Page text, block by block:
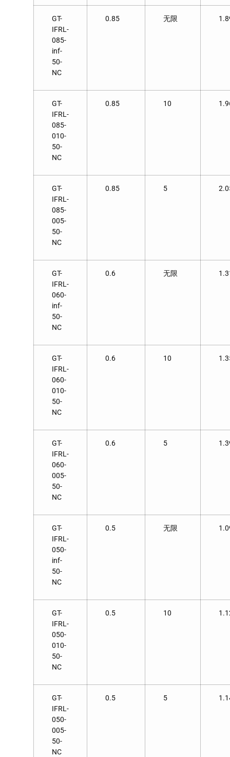
GT-
IFRL-
085-
inf-
50-
NC
0.85 无限
GT-
IFRL-
085-
010-
50-
NC
0.85 10
GT-
IFRL-
085-
005-
50-
NC
0.85 5
GT-
IFRL-
060-
inf-
50-
NC
0.6 无限
GT-
IFRL-
060-
010-
50-
NC
0.6 10
GT-
IFRL-
060-
005-
50-
NC
0.6 5
GT-
IFRL-
050-
inf-
50-
NC
0.5 无限
GT-
IFRL-
050-
010-
50-
NC
0.5 10
GT-
IFRL-
050-
005-
50-
NC
0.5 5